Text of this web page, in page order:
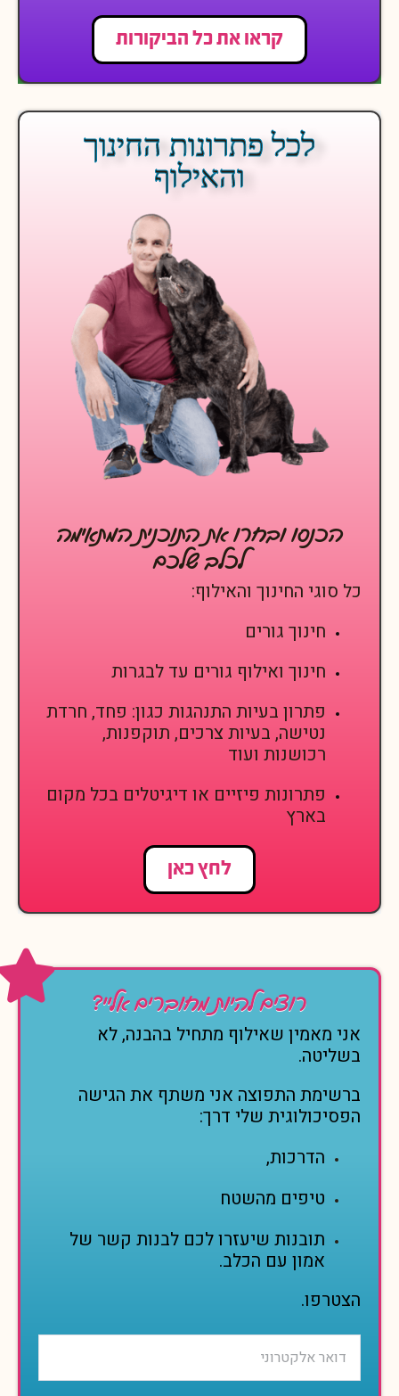
קראו את כל הביקורות
לכל פתרונות החינוך
והאילוף
הכנסו ובחרו את התוכנית המתאימה
לכלב שלכם
כל סוגי החינוך והאילוף:
חינוך גורים
חינוך ואילוף גורים עד לבגרות
פתרון בעיות התנהגות כגון: פחד, חרדת
נטישה, בעיות צרכים, תוקפנות,
רכושנות ועוד
פתרונות פיזיים או דיגיטלים בכל מקום
בארץ
לחץ כאן
רוצים להיות מחוברים אליי?
אני מאמין שאילוף מתחיל בהבנה, לא
בשליטה.
ברשימת התפוצה אני משתף את הגישה
הפסיכולוגית שלי דרך:
הדרכות,
טיפים מהשטח
תובנות שיעזרו לכם לבנות קשר של
אמון עם הכלב.
הצטרפו.
P
e
P
e
P
e